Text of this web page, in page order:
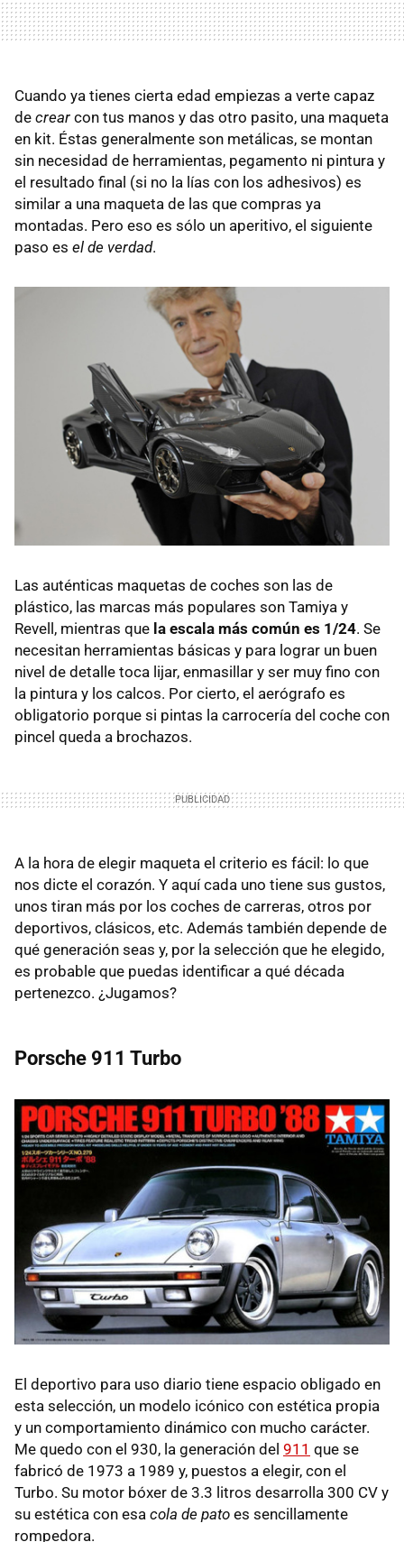
Cuando ya tienes cierta edad empiezas a verte capaz
de crear con tus manos y das otro pasito, una maqueta
en kit. Éstas generalmente son metálicas, se montan
sin necesidad de herramientas, pegamento ni pintura y
el resultado final (si no la lías con los adhesivos) es
similar a una maqueta de las que compras ya
montadas. Pero eso es sólo un aperitivo, el siguiente
paso es el de verdad.
Las auténticas maquetas de coches son las de
plástico, las marcas más populares son Tamiya y
Revell, mientras que la escala más común es 1/24. Se
necesitan herramientas básicas y para lograr un buen
nivel de detalle toca lijar, enmasillar y ser muy fino con
la pintura y los calcos. Por cierto, el aerógrafo es
obligatorio porque si pintas la carrocería del coche con
pincel queda a brochazos.
A la hora de elegir maqueta el criterio es fácil: lo que
nos dicte el corazón. Y aquí cada uno tiene sus gustos,
unos tiran más por los coches de carreras, otros por
deportivos, clásicos, etc. Además también depende de
qué generación seas y, por la selección que he elegido,
es probable que puedas identificar a qué década
pertenezco. ¿Jugamos?
Porsche 911 Turbo
El deportivo para uso diario tiene espacio obligado en
esta selección, un modelo icónico con estética propia
y un comportamiento dinámico con mucho carácter.
Me quedo con el 930, la generación del 911 que se
fabricó de 1973 a 1989 y, puestos a elegir, con el
Turbo. Su motor bóxer de 3.3 litros desarrolla 300 CV y
su estética con esa cola de pato es sencillamente
rompedora.